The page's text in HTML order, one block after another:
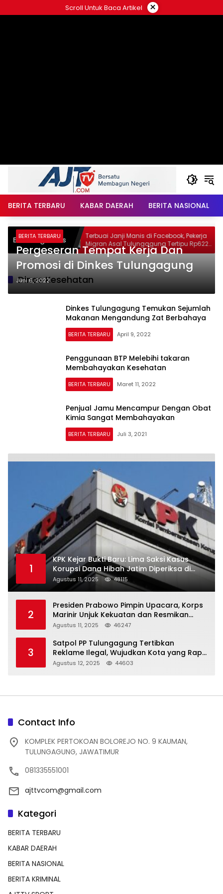
ke
Scroll Untuk Baca Artikel ×
BERITA TERBARU KABAR DAERAH BERITA NASIONAL
Breaking News
Berduka
Catur
yang
Terbuai Janji Manis di Facebook, Pekerja
Migran Asal Tulungagung Tertipu Rp622
Juta
Dinas Kesehatan
BERITA TERBARU
Pergeseran Tempat Kerja Dan
Promosi di Dinkes Tulungagung
Juni 6, 2022
Dinkes Tulungagung Temukan Sejumlah
Makanan Mengandung Zat Berbahaya
BERITA TERBARU April 9, 2022
Penggunaan BTP Melebihi takaran
Membahayakan Kesehatan
BERITA TERBARU Maret 11, 2022
Penjual Jamu Mencampur Dengan Obat
Kimia Sangat Membahayakan
BERITA TERBARU Juli 3, 2021
1
KPK Kejar Bukti Baru: Lima Saksi Kasus
Korupsi Dana Hibah Jatim Diperiksa di
Trenggalek
Agustus 11, 2025 48115
2
Presiden Prabowo Pimpin Upacara, Korps
Marinir Unjuk Kekuatan dan Resmikan
Struktur Baru
Agustus 11, 2025 46247
3
Satpol PP Tulungagung Tertibkan
Reklame Ilegal, Wujudkan Kota yang Rapi
dan Indah
Agustus 12, 2025 44603
Contact Info
KOMPLEK PERTOKOAN BOLOREJO NO. 9 KAUMAN,
TULUNGAGUNG, JAWATIMUR
081335551001
ajttvcom@gmail.com
Kategori
BERITA TERBARU
KABAR DAERAH
BERITA NASIONAL
BERITA KRIMINAL